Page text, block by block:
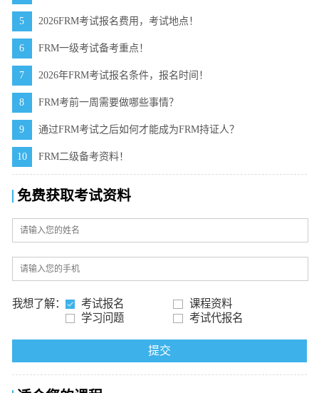
5 2026FRM考试报名费用，考试地点！
6 FRM一级考试备考重点！
7 2026年FRM考试报名条件，报名时间！
8 FRM考前一周需要做哪些事情？
9 通过FRM考试之后如何才能成为FRM持证人？
10 FRM二级备考资料！
免费获取考试资料
我想了解： 考试报名
课程资料
学习问题
考试代报名
提交